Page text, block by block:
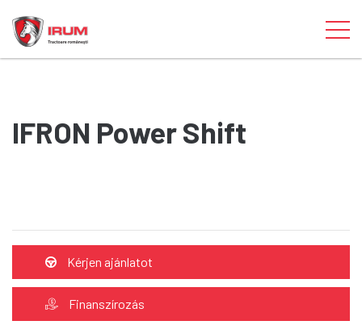
IFRON Power Shift
Kérjen ajánlatot
Finanszírozás